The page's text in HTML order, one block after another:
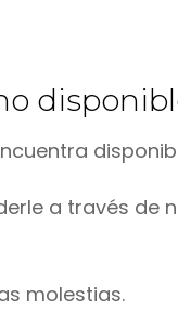
a través
molestias.